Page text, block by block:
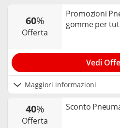
60%
offerta
Promozioni
gomme per
Maggiori informazioni
Vedi
40%
offerta
Sconto